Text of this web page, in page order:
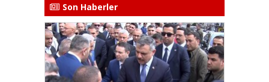
Son Haberler